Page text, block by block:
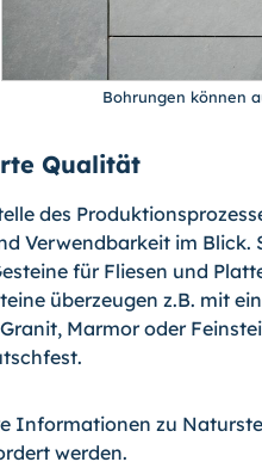
Bohrungen können
Qualität
des
Verwendbarkeit im Blick.
für Fliesen und
überzeugen z.B. mit
Marmor oder
Informationen zu
werden.